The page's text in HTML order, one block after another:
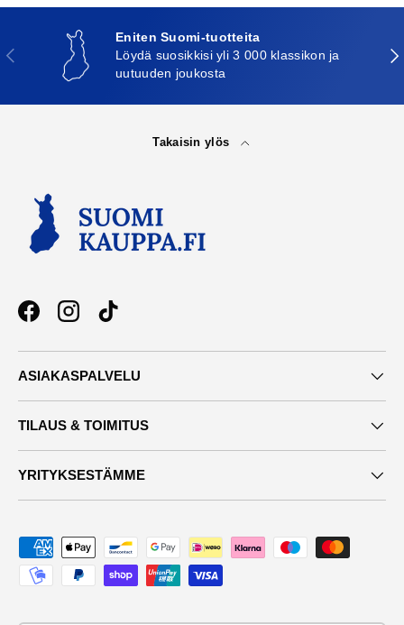
Edellinen
Eniten Suomi-tuotteita
Löydä suosikkisi yli 3 000 klassikon ja
uutuuden joukosta
Takaisin ylös
FacebookInstagramTikTok
ASIAKASPALVELU
TILAUS & TOIMITUS
YRITYKSESTÄMME
Maksutavat